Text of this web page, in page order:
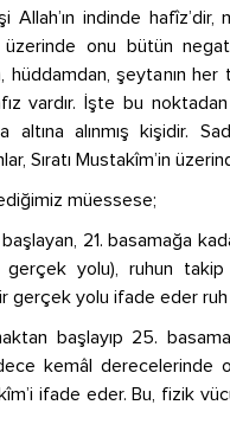
indinde hafîz’dir,
üzerinde onu bütün
hüddamdan, şeytanın her
vardır. İşte bu
altına alınmış kişidir.
Sıratı Mustakîm’in
müessese;
21. basamağa
yolu), ruhun takip
gerçek yolu ifade eder
başlayıp 25.
kemâl derecelerinde
ifade eder. Bu, fizik